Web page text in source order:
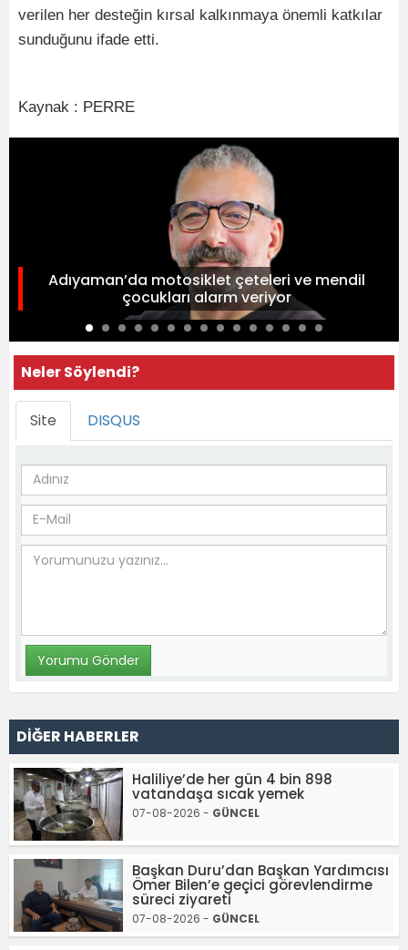
verilen her desteğin kırsal kalkınmaya önemli katkılar
sunduğunu ifade etti.
Kaynak : PERRE
Adıyaman’da motosiklet çeteleri ve mendil
çocukları alarm veriyor
Neler Söylendi?
Site DISQUS
DİĞER HABERLER
Haliliye’de her gün 4 bin 898
vatandaşa sıcak yemek
07-08-2026 - GÜNCEL
Başkan Duru’dan Başkan Yardımcısı
Ömer Bilen’e geçici görevlendirme
süreci ziyareti
07-08-2026 - GÜNCEL